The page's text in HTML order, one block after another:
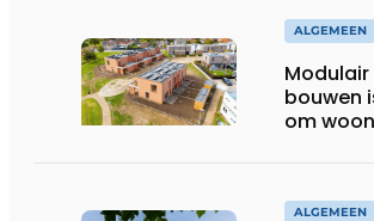
ALGEMEEN
bouwen
om
ALGEMEEN